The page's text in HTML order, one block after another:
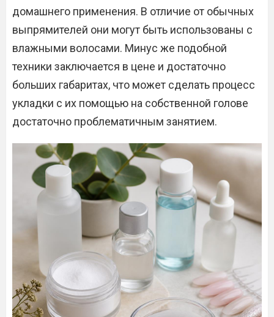
домашнего применения. В отличие от обычных
выпрямителей они могут быть использованы с
влажными волосами. Минус же подобной
техники заключается в цене и достаточно
больших габаритах, что может сделать процесс
укладки с их помощью на собственной голове
достаточно проблематичным занятием.